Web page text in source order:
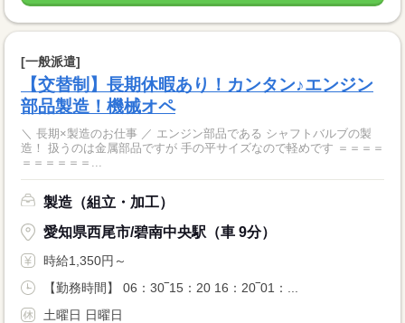
[一般派遣]
【交替制】長期休暇あり！カンタン♪エンジン
部品製造！機械オペ
＼ 長期×製造のお仕事 ／ エンジン部品である シャフトバルブの製
造！ 扱うのは金属部品ですが 手の平サイズなので軽めです ＝＝＝＝
＝＝＝＝＝＝...
製造（組立・加工）
愛知県西尾市/碧南中央駅（車 9分）
時給1,350円～
【勤務時間】 06：30‾15：20 16：20‾01：...
土曜日 日曜日